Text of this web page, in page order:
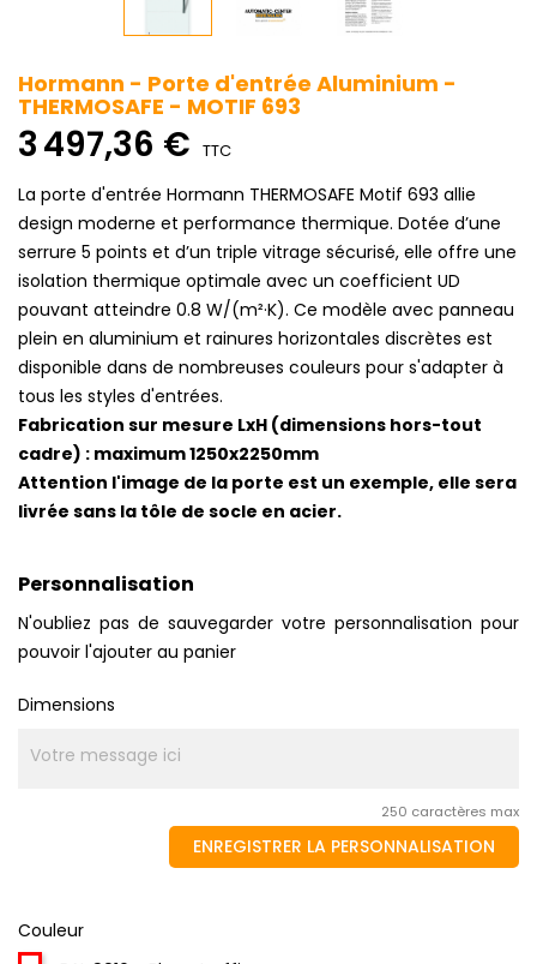
Hormann - Porte d'entrée Aluminium -
THERMOSAFE - MOTIF 693
3 497,36 € TTC
La porte d'entrée Hormann THERMOSAFE Motif 693 allie
design moderne et performance thermique. Dotée d’une
serrure 5 points et d’un triple vitrage sécurisé, elle offre une
isolation thermique optimale avec un coefficient UD
pouvant atteindre 0.8 W/(m²·K). Ce modèle avec panneau
plein en aluminium et rainures horizontales discrètes est
disponible dans de nombreuses couleurs pour s'adapter à
tous les styles d'entrées.
Fabrication sur mesure LxH (dimensions hors-tout
cadre) : maximum 1250x2250mm
Attention l'image de la porte est un exemple, elle sera
livrée sans la tôle de socle en acier.
Personnalisation
N'oubliez pas de sauvegarder votre personnalisation pour
pouvoir l'ajouter au panier
Dimensions
250 caractères max
ENREGISTRER LA PERSONNALISATION
Couleur